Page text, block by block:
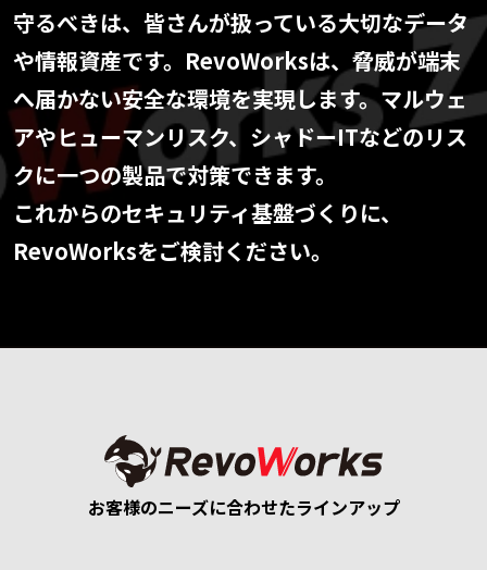
守るべきは、皆さんが扱っている大切なデータ
や情報資産です。RevoWorksは、脅威が端末
へ届かない安全な環境を実現します。マルウェ
アやヒューマンリスク、シャドーITなどのリス
クに一つの製品で対策できます。
これからのセキュリティ基盤づくりに、
RevoWorksをご検討ください。
お客様のニーズに合わせたラインアップ